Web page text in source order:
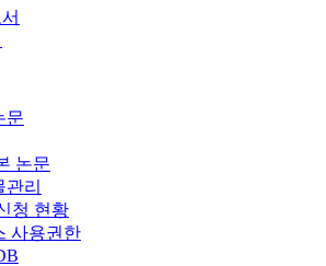
문
논문
리
청 현황
사용권한